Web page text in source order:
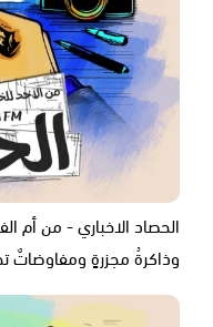
الحصاد الاخباري - من أم
وذاكرةُ مجزرةٍ ومفاوضاتٌ تحت